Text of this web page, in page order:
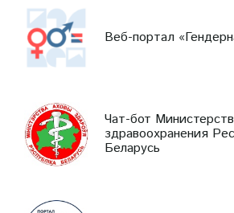
Веб-портал
Чат-бот
здравоохранения
Беларусь